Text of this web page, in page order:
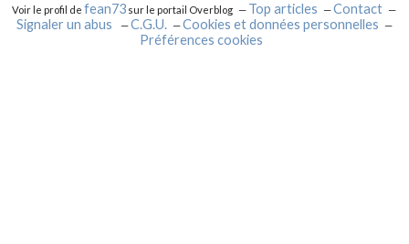
Voir le profil defean73 sur le portail Overblog Top articles
Contact
Signaler un abus
C.G.U.
Cookies et données personnelles
Préférences cookies